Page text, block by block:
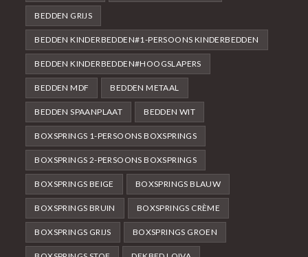
BEDDEN GRIJS
BEDDEN KINDERBEDDEN#1-PERSOONS KINDERBEDDEN
BEDDEN KINDERBEDDEN#HOOGSLAPERS
BEDDEN MDF BEDDEN METAAL
BEDDEN SPAANPLAAT BEDDEN WIT
BOXSPRINGS 1-PERSOONS BOXSPRINGS
BOXSPRINGS 2-PERSOONS BOXSPRINGS
BOXSPRINGS BEIGE BOXSPRINGS BLAUW
BOXSPRINGS BRUIN BOXSPRINGS CRÈME
BOXSPRINGS GRIJS BOXSPRINGS GROEN